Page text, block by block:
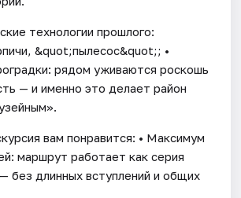
технологии прошлого:
&quot;пылесос&quot;; •
рядом уживаются роскошь
— и именно это делает район
вам понравится: • Максимум
маршрут работает как серия
без длинных вступлений и общих